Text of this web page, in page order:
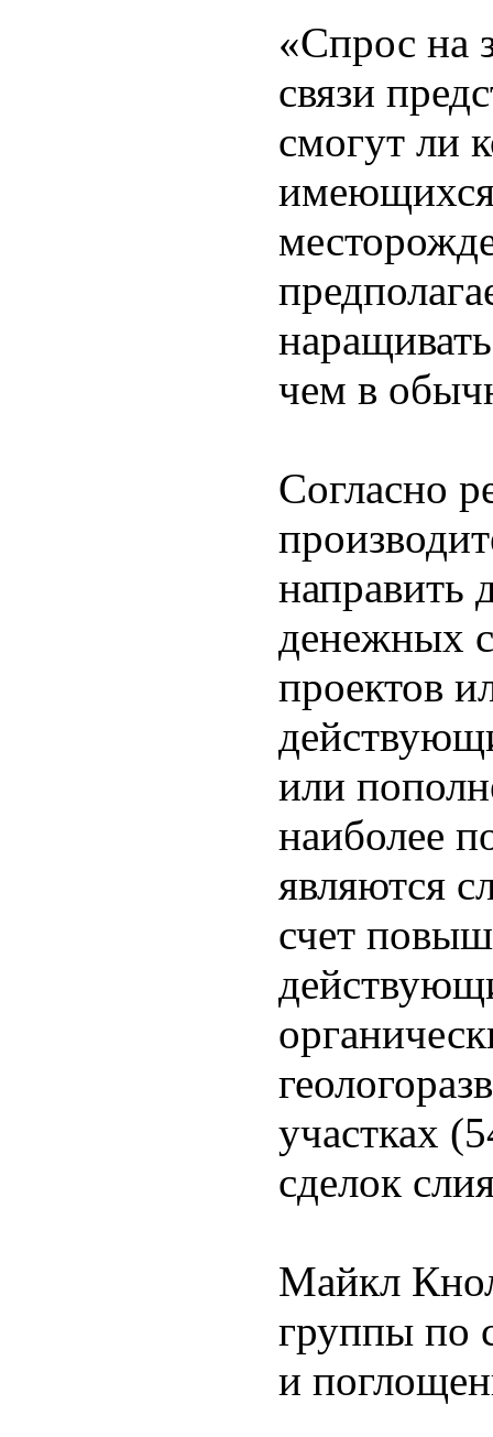
«Спрос на
связи
смогут ли
чем в
Согласно
направить
денежных
проектов
или
наиболее
являются
счет
участках
сделок
Майкл
группы по
и